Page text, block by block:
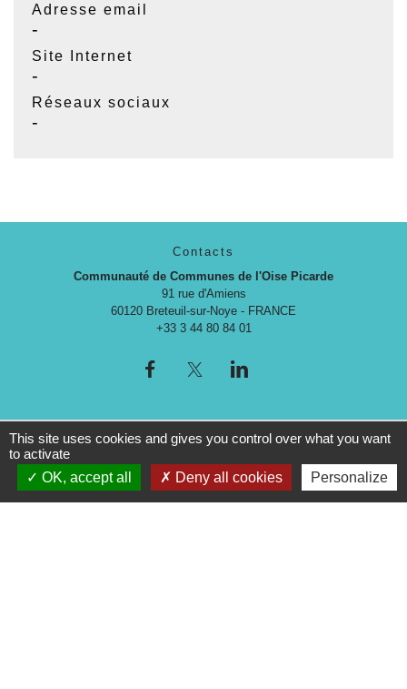
Adresse email
-
Site Internet
-
Réseaux sociaux
-
Contacts
Communauté de Communes de l'Oise Picarde
91 rue d'Amiens
60120 Breteuil-sur-Noye - FRANCE
+33 3 44 80 84 01
Liens
This site uses cookies and gives you control over what you want
to activate
OK, accept all
Deny all cookies Personalize